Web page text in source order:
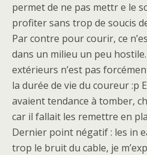
permet de ne pas mettr e le
profiter sans trop de soucis
Par contre pour courir, ce
dans un milieu un peu
extérieurs n’est pas
la durée de vie du coureur :p
avaient tendance à tomber,
car il fallait les remettre en
Dernier point négatif : les in
trop le bruit du cable, je